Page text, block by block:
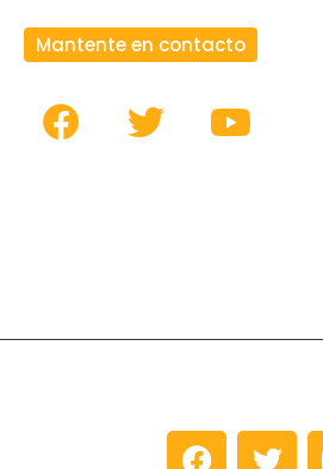
Mantente en contacto